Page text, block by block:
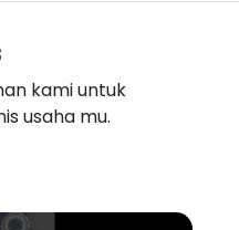
kami untuk
usaha mu.